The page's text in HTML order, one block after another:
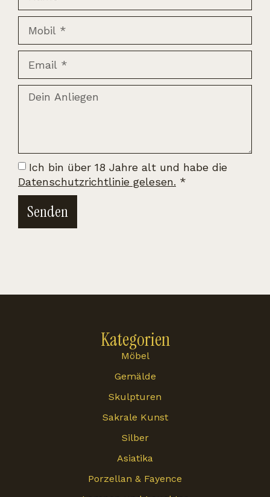
Ich bin über 18 Jahre alt und habe die
Datenschutzrichtlinie gelesen. *
Senden
Kategorien
Möbel
Gemälde
Skulpturen
Sakrale Kunst
Silber
Asiatika
Porzellan & Fayence